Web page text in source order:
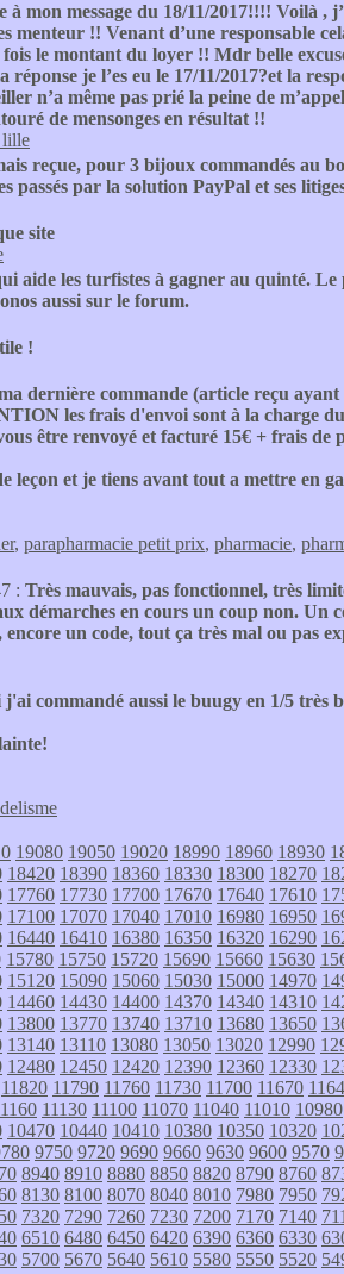
à mon message du 18/11/2017!!!! Voilà ,
menteur !! Venant d’une responsable
le montant du loyer !! Mdr belle
je l’es eu le 17/11/2017?et la
n’a même pas prié la peine de
de mensonges en résultat !!
lille
reçue, pour 3 bijoux commandés au
passés par la solution PayPal et ses
site
aide les turfistes à gagner au quinté. Le
aussi sur le forum.
!
dernière commande (article reçu
les frais d'envoi sont à la charge
être renvoyé et facturé 15€ + frais de
leçon et je tiens avant tout a mettre en
, parapharmacie petit prix, pharmacie,
: Très mauvais, pas fonctionnel, très
démarches en cours un coup non. Un
un code, tout ça très mal ou pas
commandé aussi le buugy en 1/5 très
19080 19050 19020 18990 18960 18930
18420 18390 18360 18330 18300 18270
17760 17730 17700 17670 17640 17610
17100 17070 17040 17010 16980 16950
16440 16410 16380 16350 16320 16290
15780 15750 15720 15690 15660 15630
15120 15090 15060 15030 15000 14970
14460 14430 14400 14370 14340 14310
13800 13770 13740 13710 13680 13650
13140 13110 13080 13050 13020 12990
12480 12450 12420 12390 12360 12330
11820 11790 11760 11730 11700 11670
11130 11100 11070 11040 11010 10980
10470 10440 10410 10380 10350 10320
9750 9720 9690 9660 9630 9600 9570
8940 8910 8880 8850 8820 8790 8760
8130 8100 8070 8040 8010 7980 7950
7320 7290 7260 7230 7200 7170 7140
6510 6480 6450 6420 6390 6360 6330
5700 5670 5640 5610 5580 5550 5520